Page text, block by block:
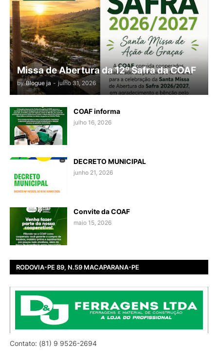
Missa de Abertura da 12º Safra da COAF
by Blogue ja - julho 31, 2026
COAF informa
julho 16, 2026
DECRETO MUNICIPAL
junho 21, 2026
Convite da COAF
maio 15, 2026
RODOVIA-PE 89, N.59 MACAPARANA-PE
Contato: (81) 9 9526-2694